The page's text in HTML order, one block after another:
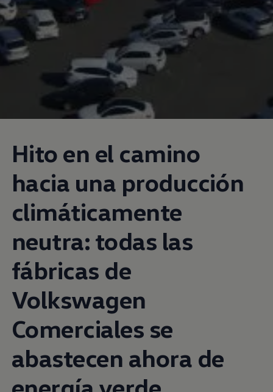
Hito en el camino
hacia una producción
climáticamente
neutra: todas las
fábricas de
Volkswagen
Comerciales se
abastecen ahora de